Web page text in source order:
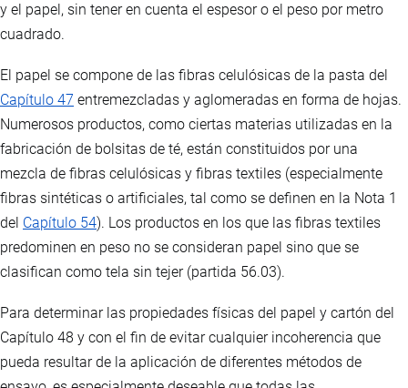
y el papel, sin tener en cuenta el espesor o el peso por metro
cuadrado.
El papel se compone de las fibras celulósicas de la pasta del
Capítulo 47 entremezcladas y aglomeradas en forma de hojas.
Numerosos productos, como ciertas materias utilizadas en la
fabricación de bolsitas de té, están constituidos por una
mezcla de fibras celulósicas y fibras textiles (especialmente
fibras sintéticas o artificiales, tal como se definen en la Nota 1
del Capítulo 54). Los productos en los que las fibras textiles
predominen en peso no se consideran papel sino que se
clasifican como tela sin tejer (partida 56.03).
Para determinar las propiedades físicas del papel y cartón del
Capítulo 48 y con el fin de evitar cualquier incoherencia que
pueda resultar de la aplicación de diferentes métodos de